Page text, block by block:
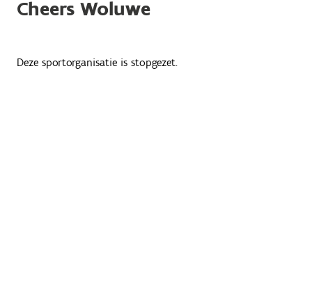
Cheers Woluwe
Deze sportorganisatie is stopgezet.